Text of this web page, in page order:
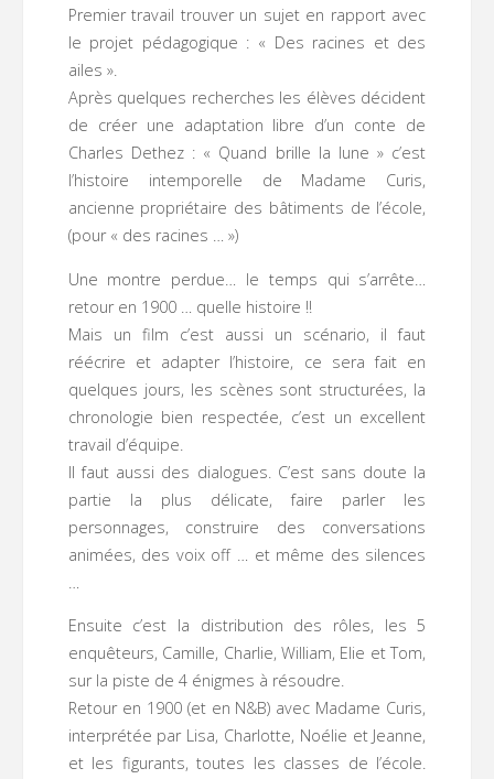
Premier travail trouver un sujet en rapport avec
le projet pédagogique : « Des racines et des
ailes ».
Après quelques recherches les élèves décident
de créer une adaptation libre d’un conte de
Charles Dethez : « Quand brille la lune » c’est
l’histoire intemporelle de Madame Curis,
ancienne propriétaire des bâtiments de l’école,
(pour « des racines … »)
Une montre perdue… le temps qui s’arrête…
retour en 1900 … quelle histoire !!
Mais un film c’est aussi un scénario, il faut
réécrire et adapter l’histoire, ce sera fait en
quelques jours, les scènes sont structurées, la
chronologie bien respectée, c’est un excellent
travail d’équipe.
Il faut aussi des dialogues. C’est sans doute la
partie la plus délicate, faire parler les
personnages, construire des conversations
animées, des voix off … et même des silences
Ensuite c’est la distribution des rôles, les 5
enquêteurs, Camille, Charlie, William, Elie et Tom,
sur la piste de 4 énigmes à résoudre.
Retour en 1900 (et en N&B) avec Madame Curis,
interprétée par Lisa, Charlotte, Noélie et Jeanne,
et les figurants, toutes les classes de l’école.